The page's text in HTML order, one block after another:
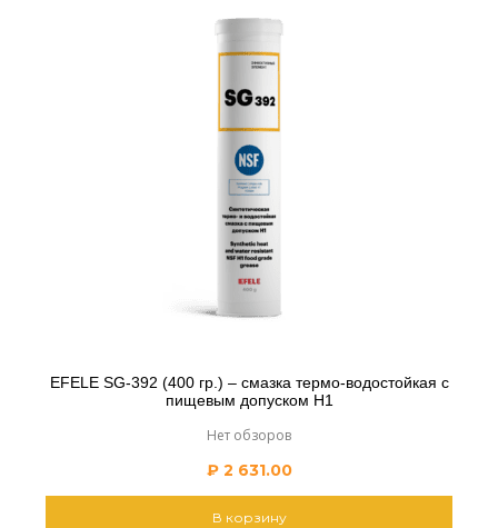
EFELE SG-392 (400 гр.) – смазка термо-водостойкая с
пищевым допуском H1
Нет обзоров
₽2 631.00
В корзину